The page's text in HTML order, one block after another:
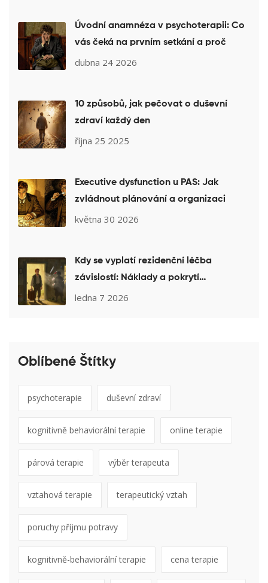
Úvodní anamnéza v psychoterapii: Co
vás čeká na prvním setkání a proč
dubna 24 2026
10 způsobů, jak pečovat o duševní
zdraví každý den
října 25 2025
Executive dysfunction u PAS: Jak
zvládnout plánování a organizaci
května 30 2026
Kdy se vyplatí rezidenční léčba
závislostí: Náklady a pokrytí
pojišťovnou
ledna 7 2026
Oblíbené Štítky
psychoterapie duševní zdraví
kognitivně behaviorální terapie online terapie
párová terapie výběr terapeuta
vztahová terapie terapeutický vztah
poruchy příjmu potravy
kognitivně-behaviorální terapie cena terapie